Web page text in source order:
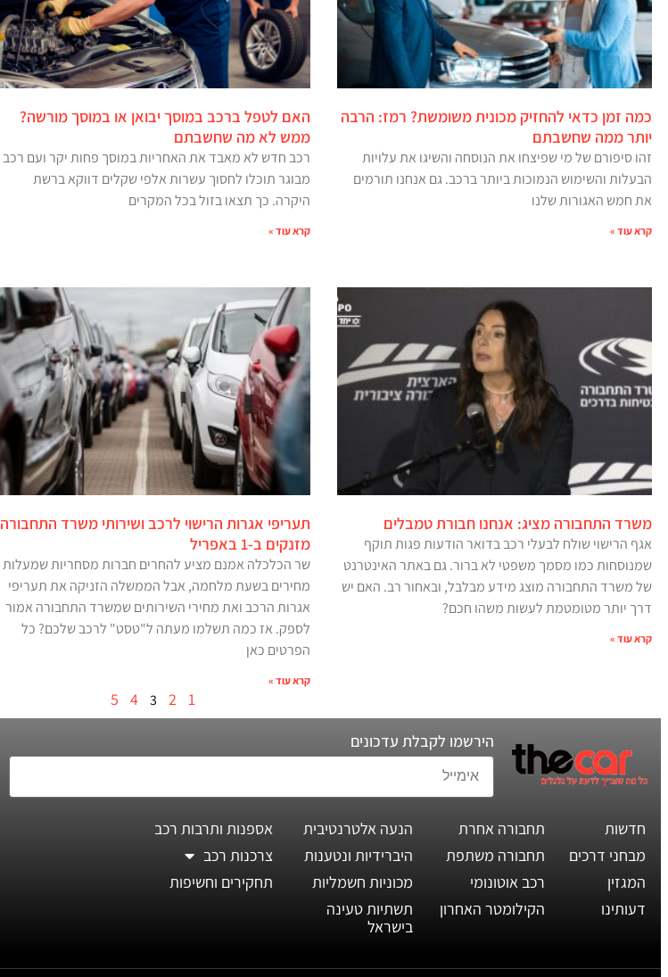
כמה זמן כדאי להחזיק מכונית משומשת? רמז: הרבה
יותר ממה שחשבתם
זהו סיפורם של מי שפיצחו את הנוסחה והשיגו את עלויות
הבעלות והשימוש הנמוכות ביותר ברכב. גם אנחנו תורמים
את חמש האגורות שלנו
קרא עוד »
האם לטפל ברכב במוסך יבואן או במוסך מורשה?
ממש לא מה שחשבתם
רכב חדש לא מאבד את האחריות במוסך פחות יקר ועם רכב
מבוגר תוכלו לחסוך עשרות אלפי שקלים דווקא ברשת
היקרה. כך תצאו בזול בכל המקרים
קרא עוד »
משרד התחבורה מציג: אנחנו חבורת טמבלים
אגף הרישוי שולח לבעלי רכב בדואר הודעות פגות תוקף
שמנוסחות כמו מסמך משפטי לא ברור. גם באתר האינטרנט
של משרד התחבורה מוצג מידע מבלבל, ובאחור רב. האם יש
דרך יותר מטומטמת לעשות משהו חכם?
קרא עוד »
תעריפי אגרות הרישוי לרכב ושירותי משרד התחבורה
מזנקים ב-1 באפריל
שר הכלכלה אמנם מציע להחרים חברות מסחריות שמעלות
מחירים בשעת מלחמה, אבל הממשלה הזניקה את תעריפי
אגרות הרכב ואת מחירי השירותים שמשרד התחבורה אמור
לספק. אז כמה תשלמו מעתה ל"טסט" לרכב שלכם? כל
הפרטים כאן
קרא עוד »
1
2
3
4
5
הירשמו לקבלת עדכונים
חדשות
מבחני דרכים
המגזין
דעותינו
תחבורה אחרת
תחבורה משתפת
רכב אוטונומי
הקילומטר האחרון
הנעה אלטרנטיבית
היברידיות ונטענות
מכוניות חשמליות
תשתיות טעינה
בישראל
אספנות ותרבות רכב
צרכנות רכב
תחקירים וחשיפות